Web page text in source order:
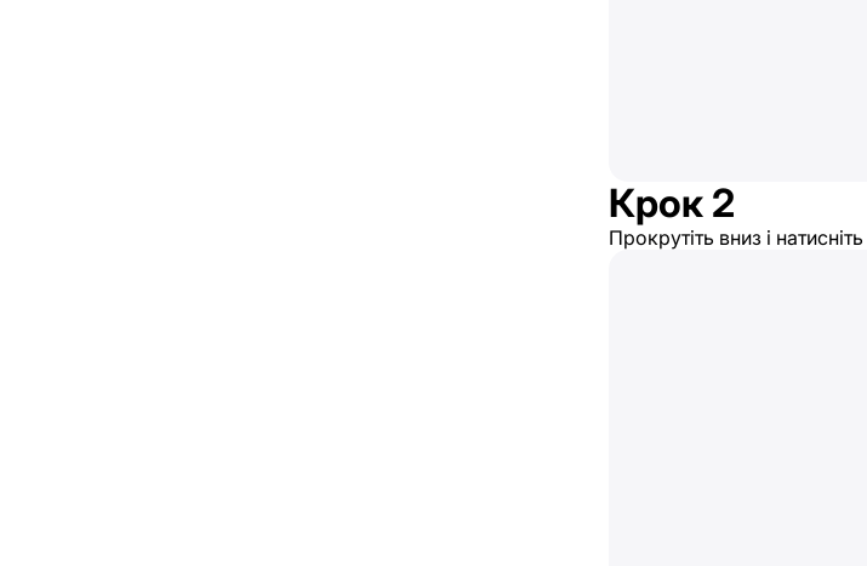
Крок 2
Прокрутіть вниз і натисніть